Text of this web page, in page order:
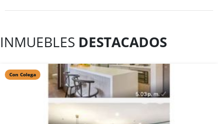
INMUEBLES DESTACADOS
Con Colega